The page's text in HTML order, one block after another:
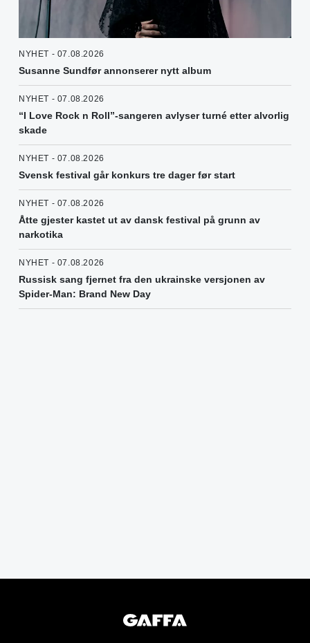
NYHET - 07.08.2026
Susanne Sundfør annonserer nytt album
NYHET - 07.08.2026
“I Love Rock n Roll”-sangeren avlyser turné etter alvorlig
skade
NYHET - 07.08.2026
Svensk festival går konkurs tre dager før start
NYHET - 07.08.2026
Åtte gjester kastet ut av dansk festival på grunn av
narkotika
NYHET - 07.08.2026
Russisk sang fjernet fra den ukrainske versjonen av
Spider-Man: Brand New Day